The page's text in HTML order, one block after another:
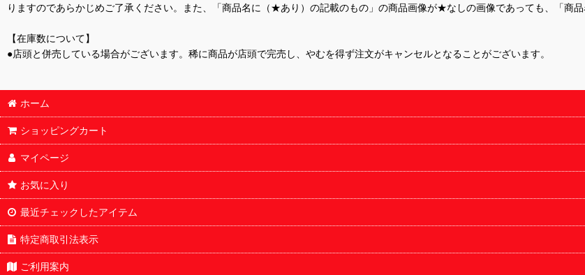
りますのであらかじめご了承ください。また、「商品名に（★あり）の記載のもの」の商品画像が★なしの画像であっても、「商
【在庫数について】
●店頭と併売している場合がございます。稀に商品が店頭で完売し、やむを得ず注文がキャンセルとなることがございます。
ホーム
ショッピングカート
マイページ
お気に入り
最近チェックしたアイテム
特定商取引法表示
ご利用案内